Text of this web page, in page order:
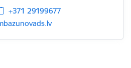
+371 29199677